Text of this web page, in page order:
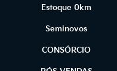
Estoque 0km
Seminovos
CONSÓRCIO